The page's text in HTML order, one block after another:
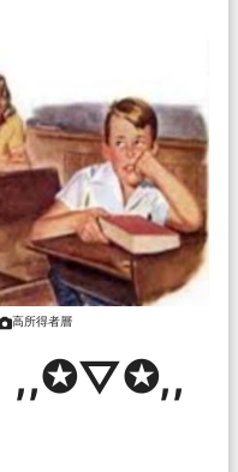
高所得者層
,,✪▽✪,,